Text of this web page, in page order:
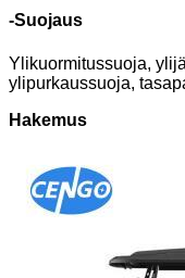
-Suojaus
Ylikuormitussuoja,
ylipurkaussuoja,
Hakemus